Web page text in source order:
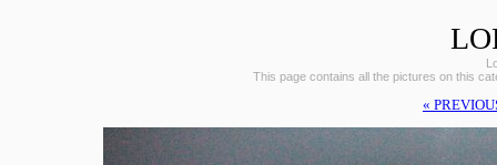
This page contains all the pictures on this
«